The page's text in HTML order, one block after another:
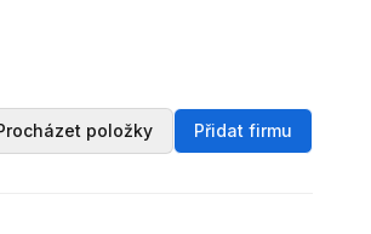
položky Přidat firmu